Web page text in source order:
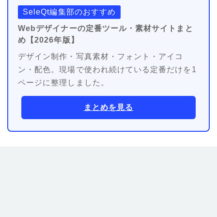
SeleQt編集部のおすすめ
Webデザイナーの定番ツール・素材サイトまと
め【2026年版】
デザイン制作・写真素材・フォント・アイコ
ン・配色。現場で使われ続けている定番だけを1
ページに整理しました。
まとめを見る